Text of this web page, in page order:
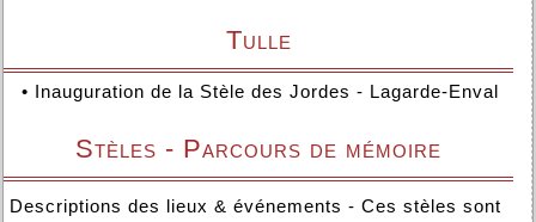
Tulle
• Inauguration de la Stèle des Jordes - Lagarde-Enval
Stèles - Parcours de mémoire
Descriptions des lieux & événements - Ces stèles sont